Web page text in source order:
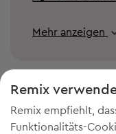
Mehr anzeigen
Remix
Remix empfiehlt,
Funktionalitäts-